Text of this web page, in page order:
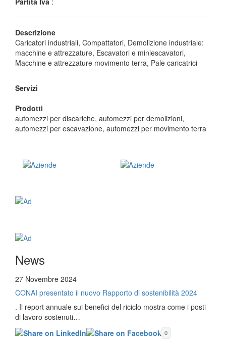
Descrizione
Caricatori industriali, Compattatori, Demolizione industriale:
macchine e attrezzature, Escavatori e miniescavatori,
Macchine e attrezzature movimento terra, Pale caricatrici
Servizi
Prodotti
automezzi per discariche, automezzi per demolizioni,
automezzi per escavazione, automezzi per movimento terra
News
27 Novembre 2024
CONAI presentato il nuovo Rapporto di sostenibilità 2024
. Il report annuale sui benefici del riciclo mostra come i posti
di lavoro sostenuti…
0